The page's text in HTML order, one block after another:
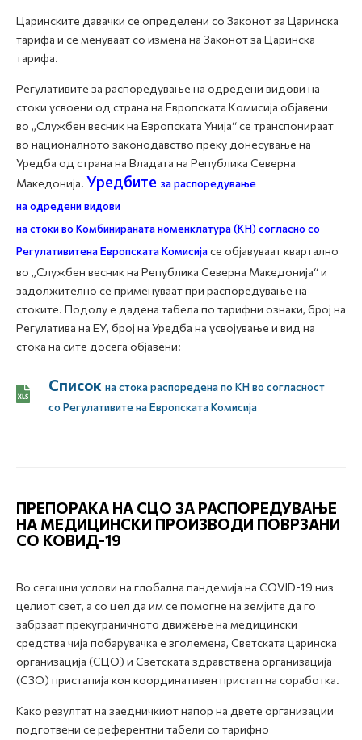
Царинските давачки се определени со Законот за Царинска
тарифа и се менуваат со измена на Законот за Царинска
тарифа.
Регулативите за распоредување на одредени видови на
стоки усвоени од страна на Европската Комисија објавени
во „Службен весник на Европската Унија“ се транспонираат
во националното законодавство преку донесување на
Уредба од страна на Владата на Република Северна
Македонија. Уредбите за распоредување
на одредени видови
на стоки во Комбинираната номенклатура (КН)согласно со
Регулативитена Европската Комисијасе објавуваат квартално
во „Службен весник на Република Северна Македонија“ и
задолжително се применуваат при распоредување на
стоките. Подолу е дадена табела по тарифни ознаки, број на
Регулатива на ЕУ, број на Уредба на усвојување и вид на
стока на сите досега објавени:
Список на стока распоредена по КН во соглaсност
со Регулативите на Европската Комисија
ПРЕПОРАКА НА СЦО ЗА РАСПОРЕДУВАЊЕ
НА МЕДИЦИНСКИ ПРОИЗВОДИ ПОВРЗАНИ
СО КОВИД-19
Во сегашни услови на глобална пандемија на COVID-19 низ
целиот свет, а со цел да им се помогне на земјите да го
забрзаат прекуграничното движење на медицински
средства чија побарувачка е зголемена, Светската царинска
организација (СЦО) и Светската здравствена организација
(СЗО) пристапија кон координативен пристап на соработка.
Како резултат на заедничкиот напор на двете организации
подготвени се референтни табели со тарифно